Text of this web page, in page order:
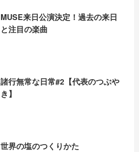
MUSE来日公演決定！過去の来日
と注目の楽曲
諸行無常な日常#2【代表のつぶや
き】
世界の塩のつくりかた